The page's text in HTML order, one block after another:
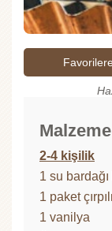
2-4 kişilik
1 su
1 paket
1 vanilya